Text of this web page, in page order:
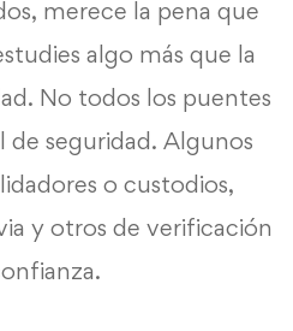
merece la pena que
algo más que la
No todos los puentes
seguridad. Algunos
o custodios,
y otros de verificación